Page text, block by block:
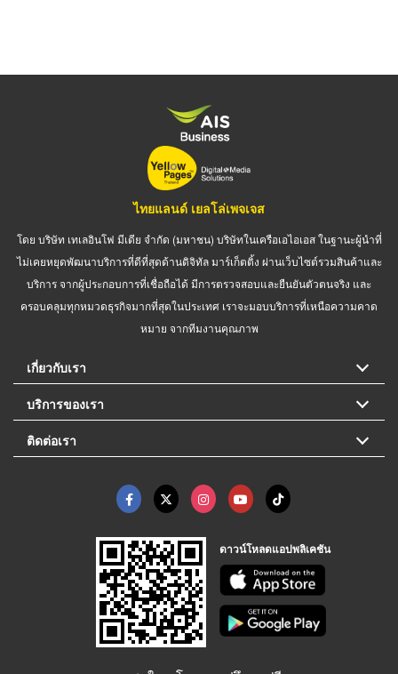
ไทยแลนด์ เยลโล่เพจเจส
โดย บริษัท เทเลอินโฟ มีเดีย จำกัด (มหาชน) บริษัทในเครือเอไอเอส ในฐานะผู้นำที่
ไม่เคยหยุดพัฒนาบริการที่ดีที่สุดด้านดิจิทัล มาร์เก็ตติ้ง ผ่านเว็บไซต์รวมสินค้าและ
บริการ จากผู้ประกอบการที่เชื่อถือได้ มีการตรวจสอบและยืนยันตัวตนจริง และ
ครอบคลุมทุกหมวดธุรกิจมากที่สุดในประเทศ เราจะมอบบริการที่เหนือความคาด
หมาย จากทีมงานคุณภาพ
เกี่ยวกับเรา
บริการของเรา
ติดต่อเรา
ดาวน์โหลดแอปพลิเคชัน